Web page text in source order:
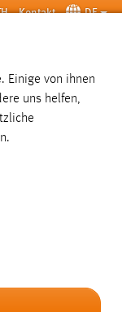
Kontakt DE
SUCHE
Einige von ihnen
uns helfen,